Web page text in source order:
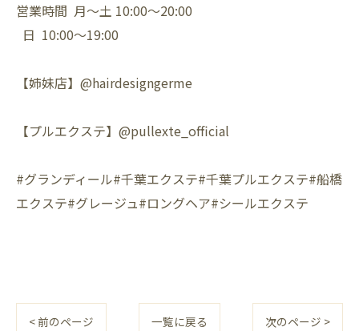
営業時間 月〜土 10:00〜20:00
日 10:00〜19:00
【姉妹店】@hairdesigngerme
【プルエクステ】@pullexte_official
#グランディール#千葉エクステ#千葉プルエクステ#船橋
エクステ#グレージュ#ロングヘア#シールエクステ
< 前のページ 一覧に戻る 次のページ >